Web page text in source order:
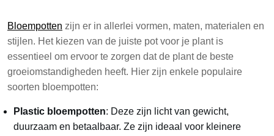
Bloempotten zijn er in allerlei vormen, maten, materialen en
stijlen. Het kiezen van de juiste pot voor je plant is
essentieel om ervoor te zorgen dat de plant de beste
groeiomstandigheden heeft. Hier zijn enkele populaire
soorten bloempotten:
Plastic bloempotten: Deze zijn licht van gewicht,
duurzaam en betaalbaar. Ze zijn ideaal voor kleinere